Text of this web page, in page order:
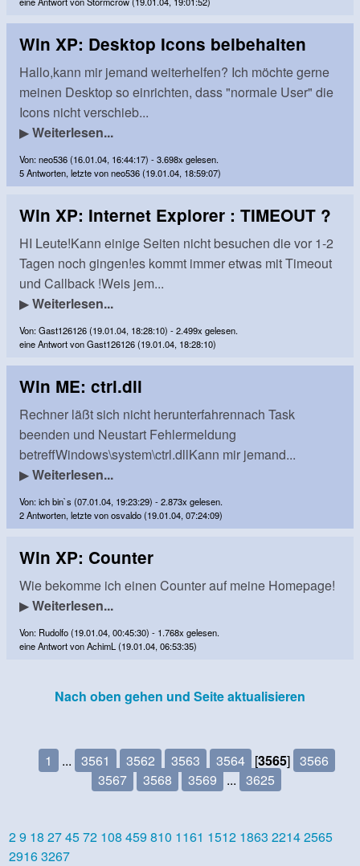
Win XP: Desktop Icons beibehalten
Hallo,kann mir jemand weiterhelfen? Ich möchte gerne
meinen Desktop so einrichten, dass "normale User" die
Icons nicht verschieb...
▶Weiterlesen...
Von: neo536 (16.01.04, 16:44:17) - 3.698x gelesen.
5 Antworten, letzte von neo536 (19.01.04, 18:59:07)
Win XP: Internet Explorer : TIMEOUT ?
HI Leute!Kann einige Seiten nicht besuchen die vor 1-2
Tagen noch gingen!es kommt immer etwas mit Timeout
und Callback !Weis jem...
▶Weiterlesen...
Von: Gast126126 (19.01.04, 18:28:10) - 2.499x gelesen.
eine Antwort von Gast126126 (19.01.04, 18:28:10)
Win ME: ctrl.dll
Rechner läßt sich nicht herunterfahrennach Task
beenden und Neustart Fehlermeldung
betreffWindows\system\ctrl.dllKann mir jemand...
▶Weiterlesen...
Von: ich bin`s (07.01.04, 19:23:29) - 2.873x gelesen.
2 Antworten, letzte von osvaldo (19.01.04, 07:24:09)
Win XP: Counter
Wie bekomme ich einen Counter auf meine Homepage!
▶Weiterlesen...
Von: Rudolfo (19.01.04, 00:45:30) - 1.768x gelesen.
eine Antwort von AchimL (19.01.04, 06:53:35)
Nach oben gehen und Seite aktualisieren
1 ... 3561 3562 3563 3564 [3565] 3566
3567
3568 3569 ... 3625
29 18 274572 108 459 810 1161 1512 1863 22142565
29163267